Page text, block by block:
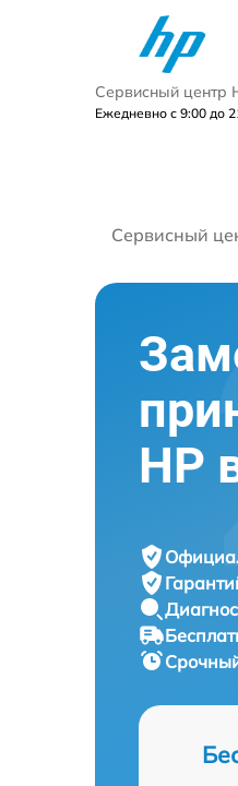
Сервисный центр
Ежедневно с 9:00 до
Сервисный
HP